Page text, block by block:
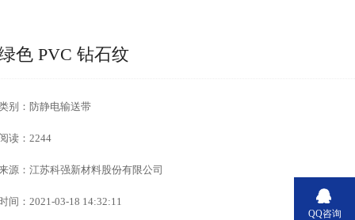
色 PVC 钻石纹
别：防静电输送带
读：2244
源：江苏科强新材料股份有限公司
间：2021-03-18 14:32:11
QQ咨询